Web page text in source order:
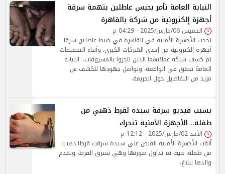
النيابة العامة تأمر بحبس عاطلين بتهمة سرقة
أجهزة إلكترونية من شركة بالقاهرة
الخميس 06/مارس/2025 - 04:29 م
نجحت الأجهزة الأمنية في القاهرة في ضبط عاطلين سرقا
أجهزة إلكترونية من إحدى الشركات الكبرى، وأثناء التحقيقات
تم كشف شبكة عملائهما الذين تاجروا بالمسروقات.. النيابة
العامة تحقق في الواقعة، وتواصل جهودها للكشف عن
مزيد من التفاصيل حول الجريمة.
بسبب فيديو سرقة سيدة لقرط ذهبي من
طفلة.. الأجهزة الأمنية تتحرك
الأحد 02/مارس/2025 - 12:12 م
ألقت الأجهزة الأمنية القبض على سيدة سرقت قرطا ذهبيا
من طفلة، حيث تم تداول صورتها وهي تسرق القرط، وتقدم
والدها ببلاغ.